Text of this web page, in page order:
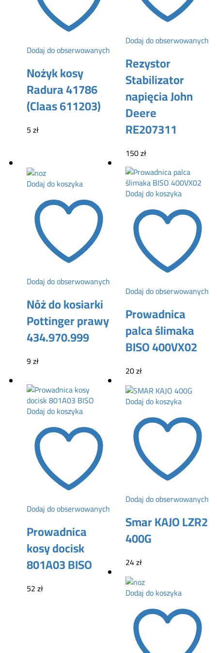
Dodaj do obserwowanych
Nożyk kosy
Radura 41786
(Claas 611203)
5zł
Dodaj do obserwowanych
Rezystor
Stabilizator
napięcia John
Deere
RE207311
150zł
Dodaj do koszyka
Dodaj do obserwowanych
Nóż do kosiarki
Pottinger prawy
434.970.999
9zł
Dodaj do koszyka
Dodaj do obserwowanych
Prowadnica
palca ślimaka
BISO 400VX02
20zł
Dodaj do koszyka
Dodaj do obserwowanych
Prowadnica
kosy docisk
801A03 BISO
52zł
Dodaj do koszyka
Dodaj do obserwowanych
Smar KAJO LZR2
400G
24zł
Dodaj do koszyka